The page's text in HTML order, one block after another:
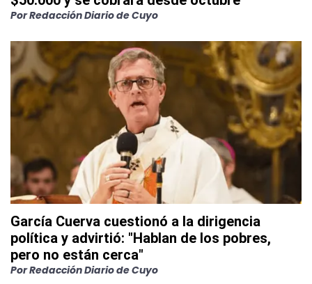
PorRedacción Diario de Cuyo
García Cuerva cuestionó a la dirigencia
política y advirtió: "Hablan de los pobres,
pero no están cerca"
PorRedacción Diario de Cuyo